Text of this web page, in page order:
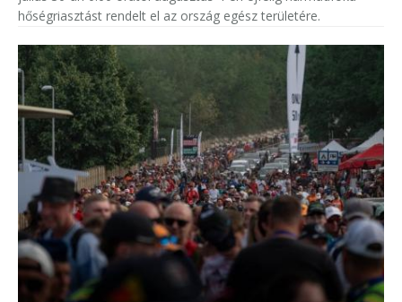
hőségriasztást rendelt el az ország egész területére.